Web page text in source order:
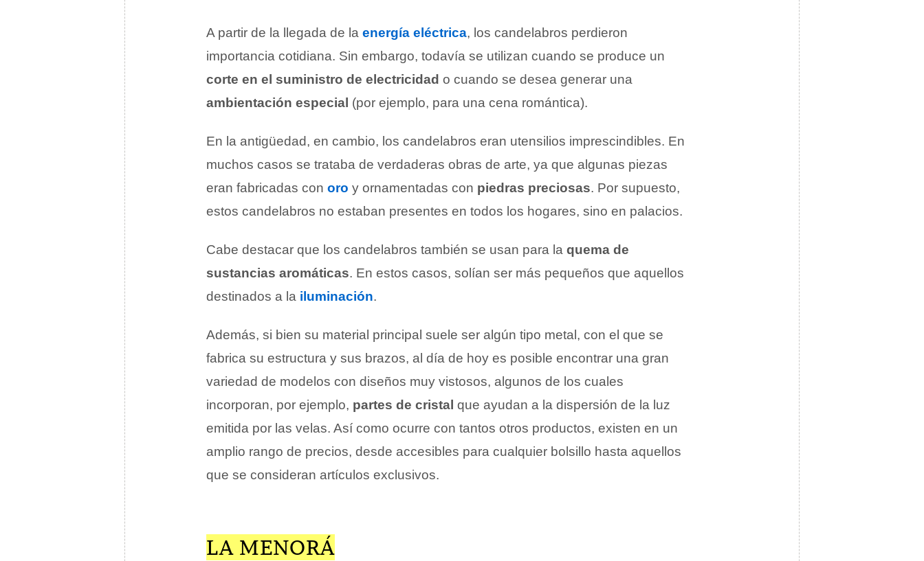
A partir de la llegada de la energía eléctrica, los candelabros perdieron
importancia cotidiana. Sin embargo, todavía se utilizan cuando se produce un
corte en el suministro de electricidad o cuando se desea generar una
ambientación especial (por ejemplo, para una cena romántica).
En la antigüedad, en cambio, los candelabros eran utensilios imprescindibles. En
muchos casos se trataba de verdaderas obras de arte, ya que algunas piezas
eran fabricadas con oro y ornamentadas con piedras preciosas. Por supuesto,
estos candelabros no estaban presentes en todos los hogares, sino en palacios.
Cabe destacar que los candelabros también se usan para la quema de
sustancias aromáticas. En estos casos, solían ser más pequeños que aquellos
destinados a la iluminación.
Además, si bien su material principal suele ser algún tipo metal, con el que se
fabrica su estructura y sus brazos, al día de hoy es posible encontrar una gran
variedad de modelos con diseños muy vistosos, algunos de los cuales
incorporan, por ejemplo, partes de cristal que ayudan a la dispersión de la luz
emitida por las velas. Así como ocurre con tantos otros productos, existen en un
amplio rango de precios, desde accesibles para cualquier bolsillo hasta aquellos
que se consideran artículos exclusivos.
LA MENORÁ